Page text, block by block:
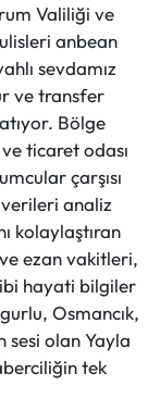
Valiliği ve
anbean
sevdamız
ve transfer
Bölge
ticaret odası
çarşısı
analiz
kolaylaştıran
ezan vakitleri,
hayati bilgiler
Osmancık,
olan Yayla
tek